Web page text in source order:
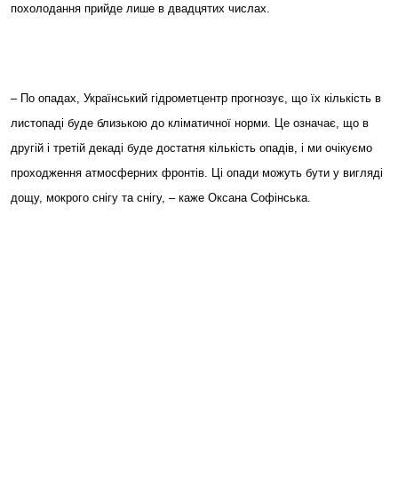
похолодання прийде лише в двадцятих числах.
– По опадах, Український гідрометцентр прогнозує, що їх кількість в
листопаді буде близькою до кліматичної норми. Це означає, що в
другій і третій декаді буде достатня кількість опадів, і ми очікуємо
проходження атмосферних фронтів. Ці опади можуть бути у вигляді
дощу, мокрого снігу та снігу, – каже Оксана Софінська.